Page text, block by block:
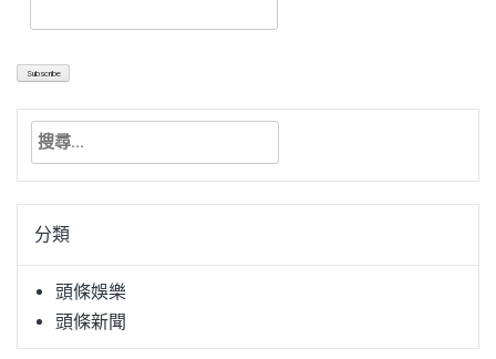
搜
關
字:分類
頭條娛樂
頭條新聞